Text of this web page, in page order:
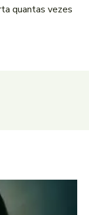
quantas vezes